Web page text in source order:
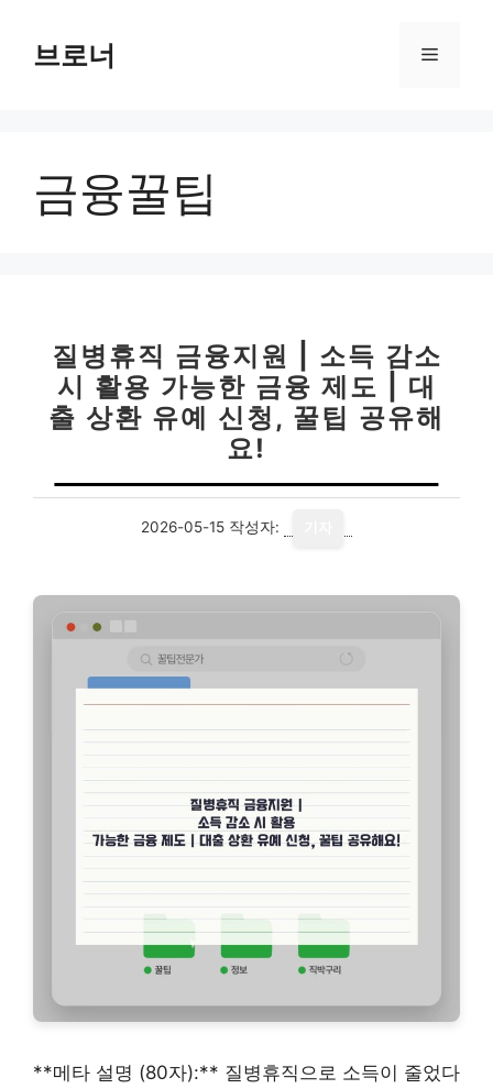
브로너 메
금융꿀팁
질병휴직 금융지원 | 소득 감소
시 활용 가능한 금융 제도 | 대
출 상환 유예 신청, 꿀팁 공유해
요!
2026-05-15 작성자:
**메타 설명 (80자):** 질병휴직으로 소득이 줄었다